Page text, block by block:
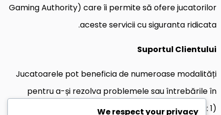
Gaming Authority) care îi permite să ofere jucatorilor
aceste servicii cu siguranta ridicata.
Suportul Clientului
Jucatoarele pot beneficia de numeroase modalități
pentru a-și rezolva problemele sau întrebările în
legatură cu platforma, pe care aceastai le ofera: 1)
We respect your privacy